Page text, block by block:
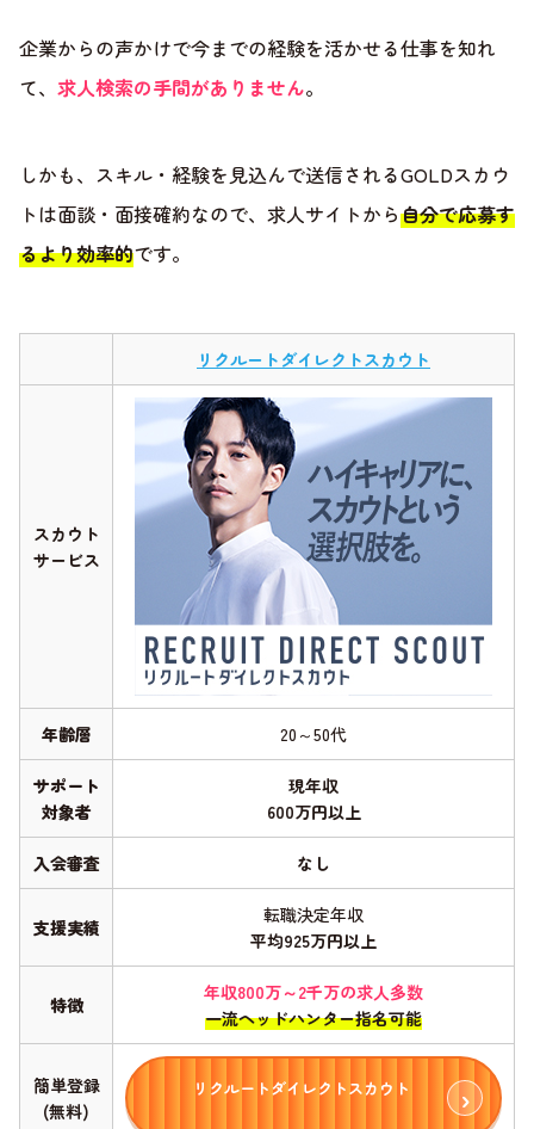
企業からの声かけで今までの経験を活かせる仕事を知れ
て、 求人検索の手間がありません。
しかも、スキル・経験を見込んで送信されるGOLDスカウ
トは面談・面接確約なので、求人サイトから自分で応募す
るより効率的です。
リクルートダイレクトスカウト
スカウト
サービス
年齢層 20～50代
サポート
対象者
現年収
600万円以上
入会審査 なし
支援実績
転職決定年収
平均925万円以上
特徴
年収800万～2千万の求人多数
一流ヘッドハンター指名可能
簡単登録
(無料)
リクルートダイレクトスカウト